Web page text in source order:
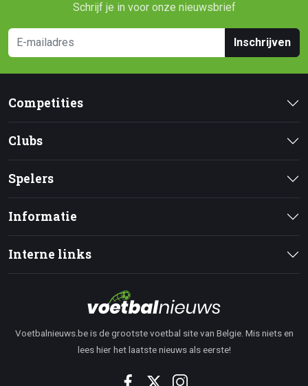
Schrijf je in voor onze nieuwsbrief
Inschrijven
Competities
Clubs
Spelers
Informatie
Interne links
Voetbalnieuws.be is de grootste voetbal site van Belgie. Mis niets en
lees hier het laatste nieuws als eerste!